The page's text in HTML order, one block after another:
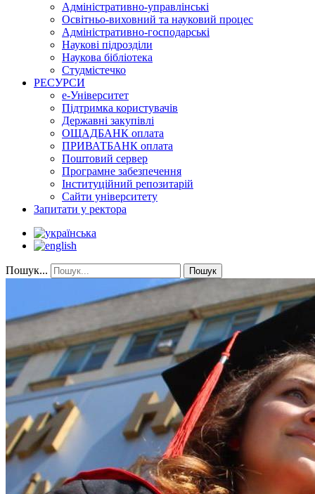
Адміністративно-управлінські
Освітньо-виховний та науковий процес
Адміністративно-господарські
Наукові підрозділи
Наукова бібліотека
Студмістечко
РЕСУРСИ
е-Університет
Підтримка користувачів
Державні закупівлі
ОЩАДБАНК оплата
ПРИВАТБАНК оплата
Поштовий сервер
Програмне забезпечення
Інституційний репозитарій
Сайти університету
Запитати у ректора
Пошук... Пошук